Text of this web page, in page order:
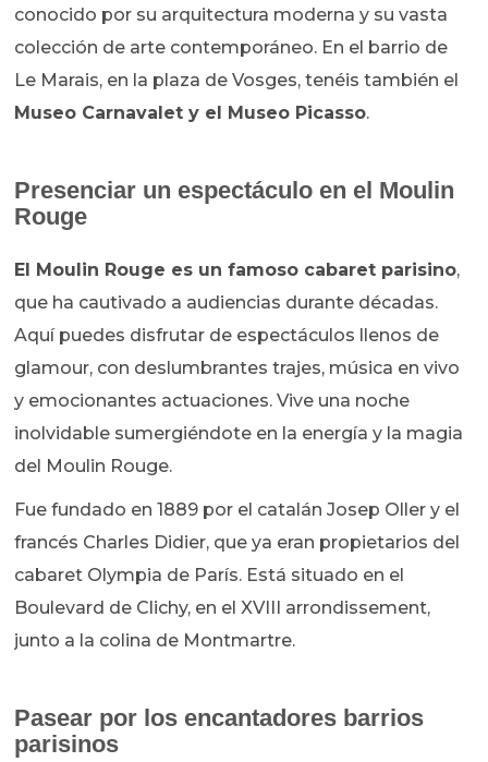
conocido por su arquitectura moderna y su vasta
colección de arte contemporáneo. En el barrio de
Le Marais, en la plaza de Vosges, tenéis también el
Museo Carnavalet y el Museo Picasso.
Presenciar un espectáculo en el Moulin
Rouge
El Moulin Rouge es un famoso cabaret parisino,
que ha cautivado a audiencias durante décadas.
Aquí puedes disfrutar de espectáculos llenos de
glamour, con deslumbrantes trajes, música en vivo
y emocionantes actuaciones. Vive una noche
inolvidable sumergiéndote en la energía y la magia
del Moulin Rouge.
Fue fundado en 1889 por el catalán Josep Oller y el
francés Charles Didier, que ya eran propietarios del
cabaret Olympia de París. Está situado en el
Boulevard de Clichy, en el XVIII arrondissement,
junto a la colina de Montmartre.
Pasear por los encantadores barrios
parisinos